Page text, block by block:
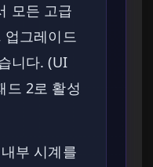
모든 고급
업그레이드
니다. (UI
드 2로 활성
내부 시계를